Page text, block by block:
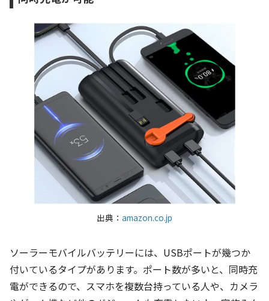
出典： amazon.co.jp
ソーラーモバイルバッテリーには、USBポートが幾つか
付いているタイプがあります。ポート数が多いと、同時充
電ができるので、スマホを複数台持っている人や、カメラ